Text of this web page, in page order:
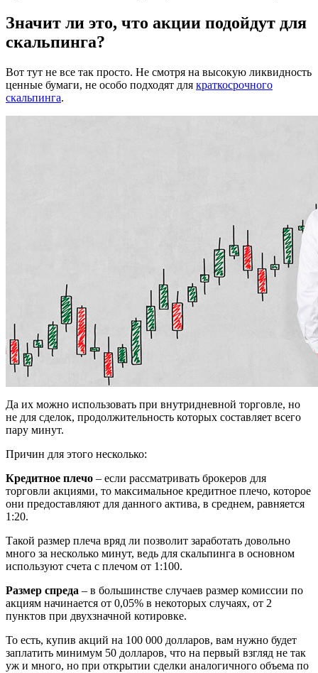
Значит ли это, что акции подойдут для
скальпинга?
Вот тут не все так просто. Не смотря на высокую ликвидность
ценные бумаги, не особо подходят для краткосрочного
скальпинга.
Да их можно использовать при внутридневной торговле, но
не для сделок, продолжительность которых составляет всего
пару минут.
Причин для этого несколько:
Кредитное плечо – если рассматривать брокеров для
торговли акциями, то максимальное кредитное плечо, которое
они предоставляют для данного актива, в среднем, равняется
1:20.
Такой размер плеча вряд ли позволит заработать довольно
много за несколько минут, ведь для скальпинга в основном
используют счета с плечом от 1:100.
Размер спреда – в большинстве случаев размер комиссии по
акциям начинается от 0,05% в некоторых случаях, от 2
пунктов при двухзначной котировке.
То есть, купив акций на 100 000 долларов, вам нужно будет
заплатить минимум 50 долларов, что на первый взгляд не так
уж и много, но при открытии сделки аналогичного объема по